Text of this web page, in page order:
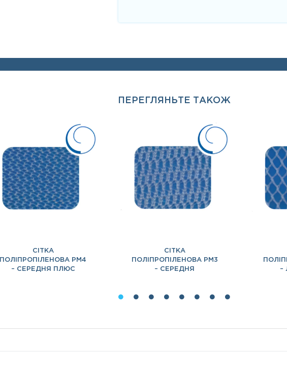
ПЕРЕГЛЯНЬТЕ ТАКОЖ
СІТКА
ПОЛІПРОПІЛЕНОВА PM4
– СЕРЕДНЯ ПЛЮС
СІТКА
ПОЛІПРОПІЛЕНОВА PM3
– СЕРЕДНЯ
–